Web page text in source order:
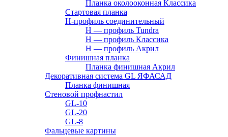
Планка околооконная Классика
Стартовая планка
H-профиль соединительный
Н — профиль Tundra
H — профиль Классика
Н — профиль Акрил
Финишная планка
Планка финишная Акрил
Декоративная система GL ЯФАСАД
Планка финишная
Стеновой профнастил
GL-10
GL-20
GL-8
Фальцевые картины